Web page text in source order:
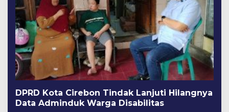
DPRD Kota Cirebon Tindak Lanjuti Hilangnya
Data Adminduk Warga Disabilitas